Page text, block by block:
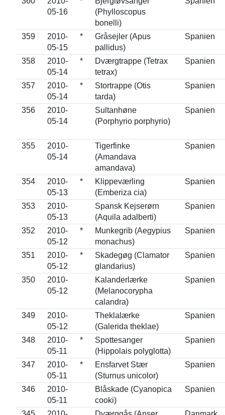
05-16
(Phylloscopus
bonelli)
359
2010-
05-15
*
Gråsejler (Apus
pallidus)
Spanien
358
2010-
05-14
*
Dværgtrappe (Tetrax
tetrax)
Spanien
357
2010-
05-14
*
Stortrappe (Otis
tarda)
Spanien
356
2010-
05-14
Sultanhøne
(Porphyrio porphyrio)
Spanien
355
2010-
05-14
Tigerfinke
(Amandava
amandava)
Spanien
354
2010-
05-13
*
Klippeværling
(Emberiza cia)
Spanien
353
2010-
05-13
Spansk Kejserørn
(Aquila adalberti)
Spanien
352
2010-
05-12
*
Munkegrib (Aegypius
monachus)
Spanien
351
2010-
05-12
*
Skadegøg (Clamator
glandarius)
Spanien
350
2010-
05-12
Kalanderlærke
(Melanocorypha
calandra)
Spanien
349
2010-
05-12
Theklalærke
(Galerida theklae)
Spanien
348
2010-
05-11
*
Spottesanger
(Hippolais polyglotta)
Spanien
347
2010-
05-11
*
Ensfarvet Stær
(Sturnus unicolor)
Spanien
346
2010-
05-11
Blåskade (Cyanopica
cooki)
Spanien